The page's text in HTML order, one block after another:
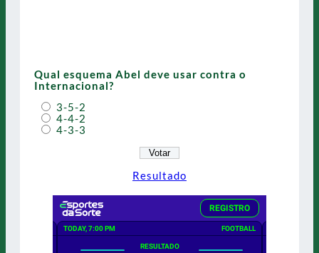
Qual esquema Abel deve usar contra o
Internacional?
3-5-2
4-4-2
4-3-3
Resultado